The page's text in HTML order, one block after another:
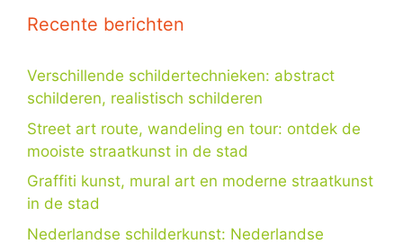
Recente berichten
Verschillende schildertechnieken: abstract
schilderen, realistisch schilderen
Street art route, wandeling en tour: ontdek de
mooiste straatkunst in de stad
Graffiti kunst, mural art en moderne straatkunst
in de stad
Nederlandse schilderkunst: Nederlandse